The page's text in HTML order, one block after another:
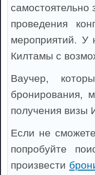
самостоятельно
проведения
мероприятий. У
Килтамы с
Ваучер,
бронирования,
получения визы
Если не
попробуйте
произвести